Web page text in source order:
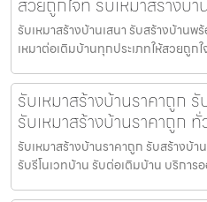
รับเหมาสร้างบ้านเสนา รับสร้างบ้าน
เหมาต่อเติมบ้านทุกประเภทให้สวยถูก
รับเหมาสร้างบ้านราคาถูก
รับเหมาสร้างบ้านราคาถูก ทั่
รับเหมาสร้างบ้านราคาถูก รับสร้างบ้า
รับรีโนเวทบ้าน รับต่อเติมบ้าน บริการ